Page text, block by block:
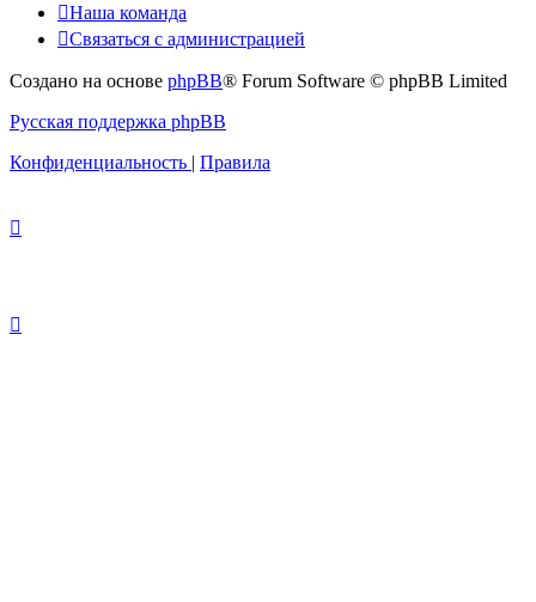
Наша команда
Связаться с администрацией
Создано на основе phpBB® Forum Software © phpBB Limited
Русская поддержка phpBB
Конфиденциальность | Правила